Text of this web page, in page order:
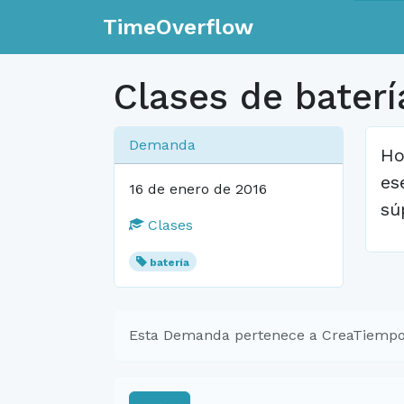
TimeOverflow
Clases de
Demanda
16 de enero de 2016
Clases
batería
Esta Demanda pertenece a